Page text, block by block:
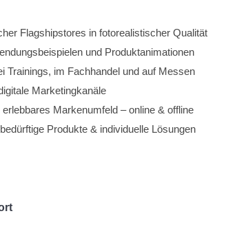
Flagshipstores in fotorealistischer Qualität
und Produktanimationen
Trainings, im Fachhandel und auf Messen
Marketingkanäle
Markenumfeld – online & offline
Produkte & individuelle Lösungen